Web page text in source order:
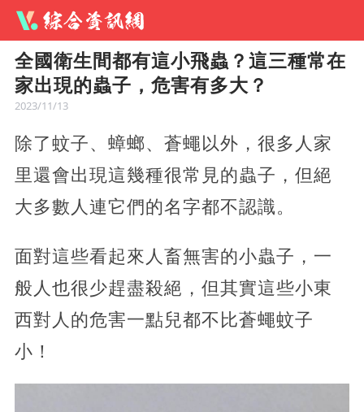
全國衛生間都有這小飛蟲？這三種常在
家出現的蟲子，危害有多大？
2023/11/13
除了蚊子、蟑螂、蒼蠅以外，很多人家
里還會出現這幾種很常見的蟲子，但絕
大多數人連它們的名字都不認識。
面對這些看起來人畜無害的小蟲子，一
般人也很少趕盡殺絕，但其實這些小東
西對人的危害一點兒都不比蒼蠅蚊子
小！